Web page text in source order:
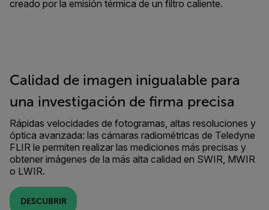
creado por la emisión térmica de un filtro caliente.
Calidad de imagen inigualable para
una investigación de firma precisa
Rápidas velocidades de fotogramas, altas resoluciones y
óptica avanzada: las cámaras radiométricas de Teledyne
FLIR le permiten realizar las mediciones más precisas y
obtener imágenes de la más alta calidad en SWIR, MWIR
o LWIR.
DESCUBRIR